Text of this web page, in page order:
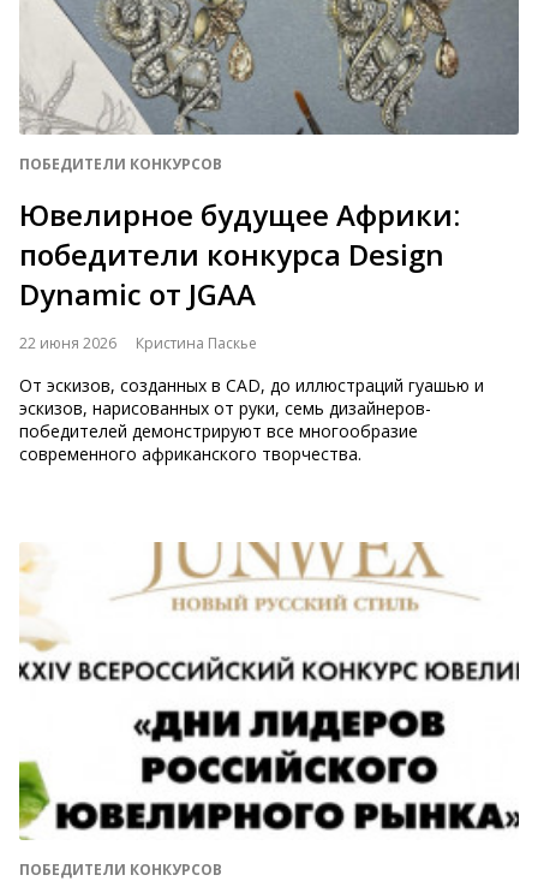
ПОБЕДИТЕЛИ КОНКУРСОВ
Ювелирное будущее Африки:
победители конкурса Design
Dynamic от JGAA
22 июня 2026 Кристина Паскье
От эскизов, созданных в CAD, до иллюстраций гуашью и
эскизов, нарисованных от руки, семь дизайнеров-
победителей демонстрируют все многообразие
современного африканского творчества.
ПОБЕДИТЕЛИ КОНКУРСОВ